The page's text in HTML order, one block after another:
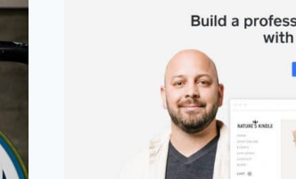
PRIHVATLJIVOJ
CIJENI